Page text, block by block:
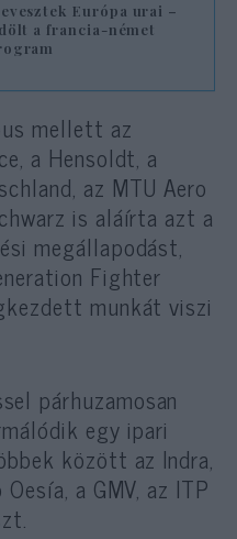
Európa urai –
a francia-német
mellett az
a Hensoldt, a
az MTU Aero
is aláírta azt a
megállapodást,
Fighter
munkát viszi
párhuzamosan
egy ipari
között az Indra,
a GMV, az ITP